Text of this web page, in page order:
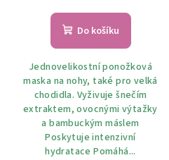
Do košíku
Jednovelikostní ponožková
maska ​​na nohy, také pro velká
chodidla. Vyživuje šnečím
extraktem, ovocnými výtažky
a bambuckým máslem
Poskytuje intenzivní
hydratace Pomáhá...